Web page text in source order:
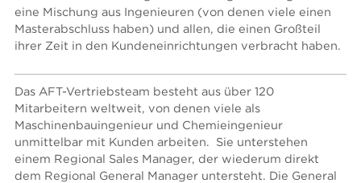
eine Mischung aus Ingenieuren (von denen viele einen
Masterabschluss haben) und allen, die einen Großteil
ihrer Zeit in den Kundeneinrichtungen verbracht haben.
Das AFT-Vertriebsteam besteht aus über 120
Mitarbeitern weltweit, von denen viele als
Maschinenbauingenieur und Chemieingenieur
unmittelbar mit Kunden arbeiten. Sie unterstehen
einem Regional Sales Manager, der wiederum direkt
dem Regional General Manager untersteht. Die General